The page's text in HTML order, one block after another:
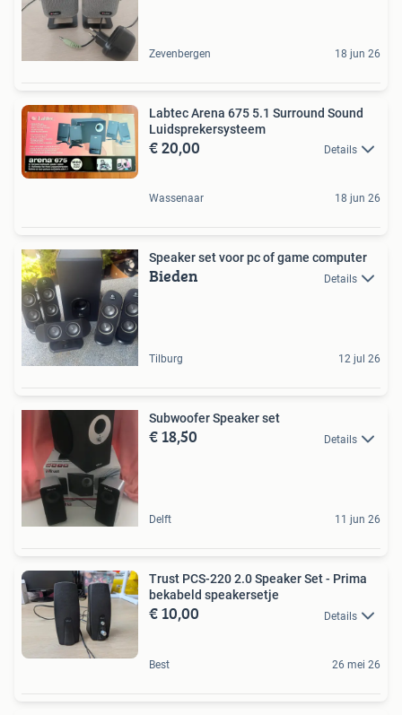
Zevenbergen 18 jun 26
Labtec Arena 675 5.1 Surround Sound
Luidsprekersysteem
€ 20,00 Details
Wassenaar 18 jun 26
Speaker set voor pc of game computer
Bieden Details
Tilburg 12 jul 26
Subwoofer Speaker set
€ 18,50 Details
Delft 11 jun 26
Trust PCS-220 2.0 Speaker Set - Prima
bekabeld speakersetje
€ 10,00 Details
Best 26 mei 26